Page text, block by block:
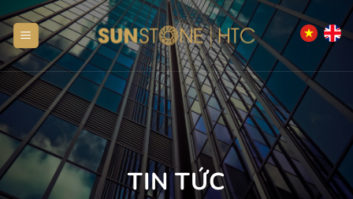
Bỏ
qua
nội
dung
TIN TỨC